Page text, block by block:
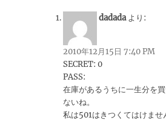
dadada より:
2010年12月15日 7:40 PM
SECRET: 0
PASS:
在庫があるうちに一生分を
ないね。
私は501はきつくてはけませ